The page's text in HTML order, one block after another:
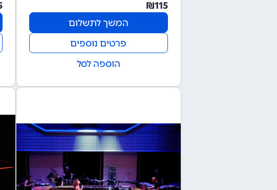
115
₪
המשך לתשלום
פרטים נוספים
הוספה לסל